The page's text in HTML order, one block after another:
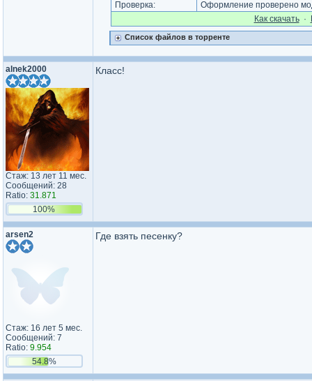
Проверка:
Оформление проверено
Как cкачать·
Список файлов в торренте
alnek2000
Стаж: 13 лет 11 мес.
Сообщений: 28
Ratio: 31.871
100%
Класс!
arsen2
Стаж: 16 лет 5 мес.
Сообщений: 7
Ratio: 9.954
54.8%
Где взять песенку?